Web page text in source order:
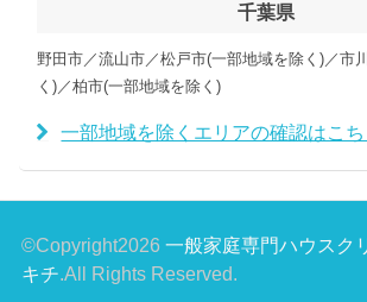
千葉県
野田市／流山市／松戸市(一部地域を除く)／市
く)／柏市(一部地域を除く)
一部地域を除くエリアの確認はこち
©Copyright2026 一般家庭専門ハウスク
キチ.All Rights Reserved.